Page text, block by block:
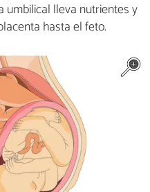
umbilical lleva nutrientes y
hasta el feto.